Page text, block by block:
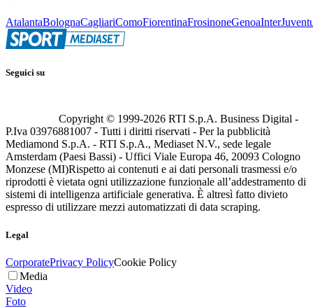
AtalantaBolognaCagliariComoFiorentinaFrosinoneGenoaInter
Seguici su
Copyright © 1999-2026 RTI S.p.A. Business Digital -
P.Iva 03976881007 - Tutti i diritti riservati - Per la pubblicità
Mediamond S.p.A. - RTI S.p.A., Mediaset N.V., sede legale
Amsterdam (Paesi Bassi) - Uffici Viale Europa 46, 20093 Cologno
Monzese (MI)Rispetto ai contenuti e ai dati personali trasmessi e/o
riprodotti è vietata ogni utilizzazione funzionale all’addestramento di
sistemi di intelligenza artificiale generativa. È altresì fatto divieto
espresso di utilizzare mezzi automatizzati di data scraping.
Legal
CorporatePrivacy PolicyCookie Policy
Media
Video
Foto